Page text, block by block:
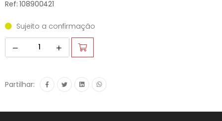
Ref: 108900421
Sujeito a confirmação
Partilhar: